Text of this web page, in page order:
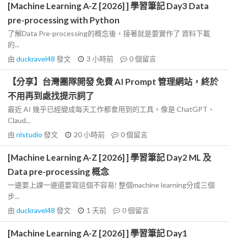
[Machine Learning A-Z [2026] ] 學習筆記 Day3 Data
pre-processing with Python
了解Data Pre-processing的概念後，接著就是要實作了 資料下載
的...
由 duckravel48 發文 3 小時前 0個留言
【分享】台灣團隊開發 免費 AI Prompt 管理網站，終於
不用再到處找提示詞了
最近 AI 幾乎已經變成每天工作都會用到的工具。像是 ChatGPT、
Claud...
由 nlstudio 發文 20 小時前 0個留言
[Machine Learning A-Z [2026] ] 學習筆記 Day2 ML 及
Data pre-processing 概念
一邊要上課一邊還要寫這個不容易! 整個machine learning分成三個
步...
由 duckravel48 發文 1 天前 0個留言
[Machine Learning A-Z [2026] ] 學習筆記 Day1